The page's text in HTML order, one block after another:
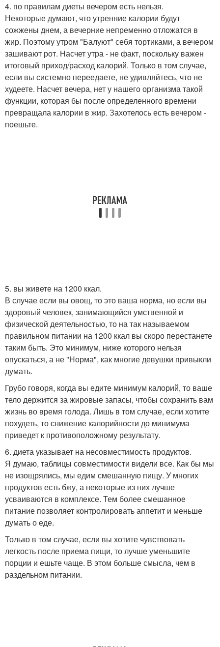
4. по правилам диеты вечером есть нельзя.
Некоторые думают, что утренние калории будут
сожжены днем, а вечерние непременно отложатся в
жир. Поэтому утром "Балуют" себя тортиками, а вечером
зашивают рот. Насчет утра - не факт, поскольку важен
итоговый приход/расход калорий. Только в том случае,
если вы системно переедаете, не удивляйтесь, что не
худеете. Насчет вечера, нет у нашего организма такой
функции, которая бы после определенного времени
превращала калории в жир. Захотелось есть вечером -
поешьте.
5. вы живете на 1200 ккал.
В случае если вы овощ, то это ваша норма, но если вы
здоровый человек, занимающийся умственной и
физической деятельностью, то на так называемом
правильном питании на 1200 ккал вы скоро перестанете
таким быть. Это минимум, ниже которого нельзя
опускаться, а не "Норма", как многие девушки привыкли
думать.
Грубо говоря, когда вы едите минимум калорий, то ваше
тело держится за жировые запасы, чтобы сохранить вам
жизнь во время голода. Лишь в том случае, если хотите
похудеть, то снижение калорийности до минимума
приведет к противоположному результату.
6. диета указывает на несовместимость продуктов.
Я думаю, таблицы совместимости видели все. Как бы мы
не изощрялись, мы едим смешанную пищу. У многих
продуктов есть бжу, а некоторые из них лучше
усваиваются в комплексе. Тем более смешанное
питание позволяет контролировать аппетит и меньше
думать о еде.
Только в том случае, если вы хотите чувствовать
легкость после приема пищи, то лучше уменьшите
порции и ешьте чаще. В этом больше смысла, чем в
раздельном питании.